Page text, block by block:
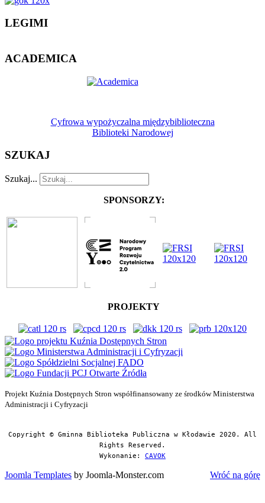
LEGIMI
ACADEMICA
Cyfrowa wypożyczalna międzybiblioteczna
Biblioteki Narodowej
SZUKAJ
Szukaj...
SPONSORZY:
PROJEKTY
Projekt Kuźnia Dostępnych Stron współfinansowany ze środków Ministerstwa
Administracji i Cyfryzacji
Copyright © Gminna Biblioteka Publiczna w Kłodawie 2020. All
Rights Reserved.
Wykonanie: CAVOK
Joomla Templates by Joomla-Monster.com Wróć na górę